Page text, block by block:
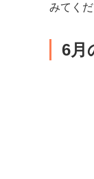
みてく
6月